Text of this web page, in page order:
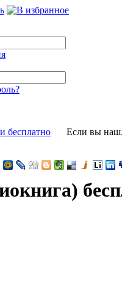
бесплатно Если вы